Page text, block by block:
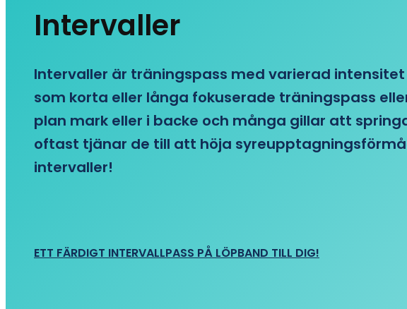
Intervaller
Intervaller är träningspass med varierad
som korta eller långa fokuserade träningspass
plan mark eller i backe och många gillar att
oftast tjänar de till att höja
intervaller!
ETT FÄRDIGT INTERVALLPASS PÅ LÖPBAND TILL DIG!